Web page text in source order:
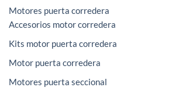
Motores puerta corredera
Accesorios motor corredera
Kits motor puerta corredera
Motor puerta corredera
Motores puerta seccional